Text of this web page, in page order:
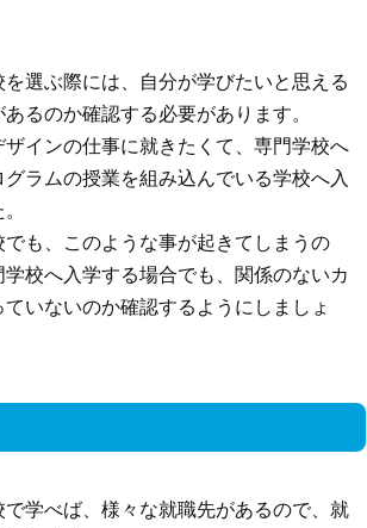
選ぶ際には、自分が学びたいと思える
あるのか確認する必要があります。
インの仕事に就きたくて、専門学校へ
ラムの授業を組み込んでいる学校へ入
も、このような事が起きてしまうの
校へ入学する場合でも、関係のないカ
いないのか確認するようにしましょ
学べば、様々な就職先があるので、就